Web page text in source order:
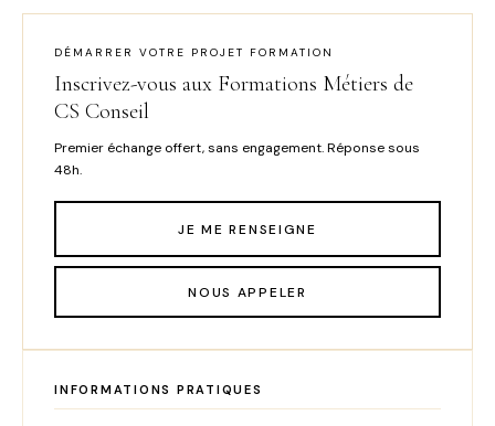
DÉMARRER VOTRE PROJET FORMATION
Inscrivez-vous aux Formations Métiers de
CS Conseil
Premier échange offert, sans engagement. Réponse sous
48h.
JE ME RENSEIGNE
NOUS APPELER
INFORMATIONS PRATIQUES